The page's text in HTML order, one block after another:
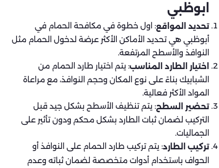
ابوظبي
تحديد المواقع: اول خطوة في مكافحة الحمام في
أبوظبي هي تحديد الأماكن الأكثر عرضة لدخول الحمام مثل
النوافذ والأسطح المرتفعة.
اختيار الطارد المناسب: يتم اختيار طارد الحمام من
الشبابيك بناءً على نوع المكان وحجم النوافذ، مع مراعاة
المواد الأكثر فعالية.
تحضير السطح: يتم تنظيف الأسطح بشكل جيد قبل
التركيب لضمان ثبات الطارد بشكل محكم ودون تأثير على
الجماليات.
تركيب الطارد: يتم تركيب طارد الحمام على النوافذ أو
الحواف باستخدام أدوات متخصصة لضمان ثباته وعدم